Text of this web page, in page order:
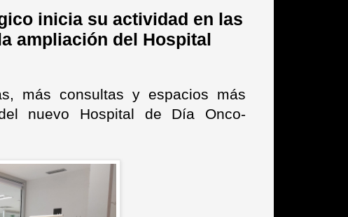
inicia su actividad en las
ampliación del Hospital
más consultas y espacios más
nuevo Hospital de Día Onco-